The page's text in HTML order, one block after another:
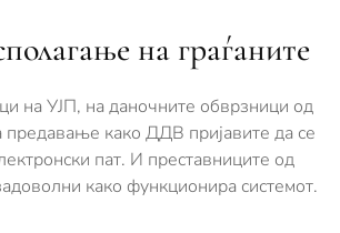
на граѓаните
на УЈП, на даночните обврзници од
како ДДВ пријавите да се
пат. И преставниците од
како функционира системот.